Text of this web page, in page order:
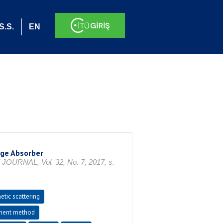
EN
Absorber
Vol. 32, No. 7, 2017, s.
scattering
method